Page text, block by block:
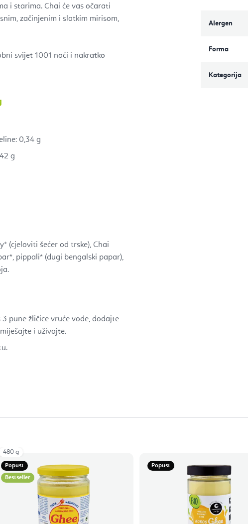
i starima. Chai će vas očarati
začinjenim i slatkim mirisom,
svijet 1001 noći i nakratko
0,34 g
g
(cjeloviti šećer od trske), Chai
pippali* (dugi bengalski papar),
pune žličice vruće vode, dodajte
i uživajte.
Alergen
Forma
Kategorija
Popust
Bestseller
480 g
Popust